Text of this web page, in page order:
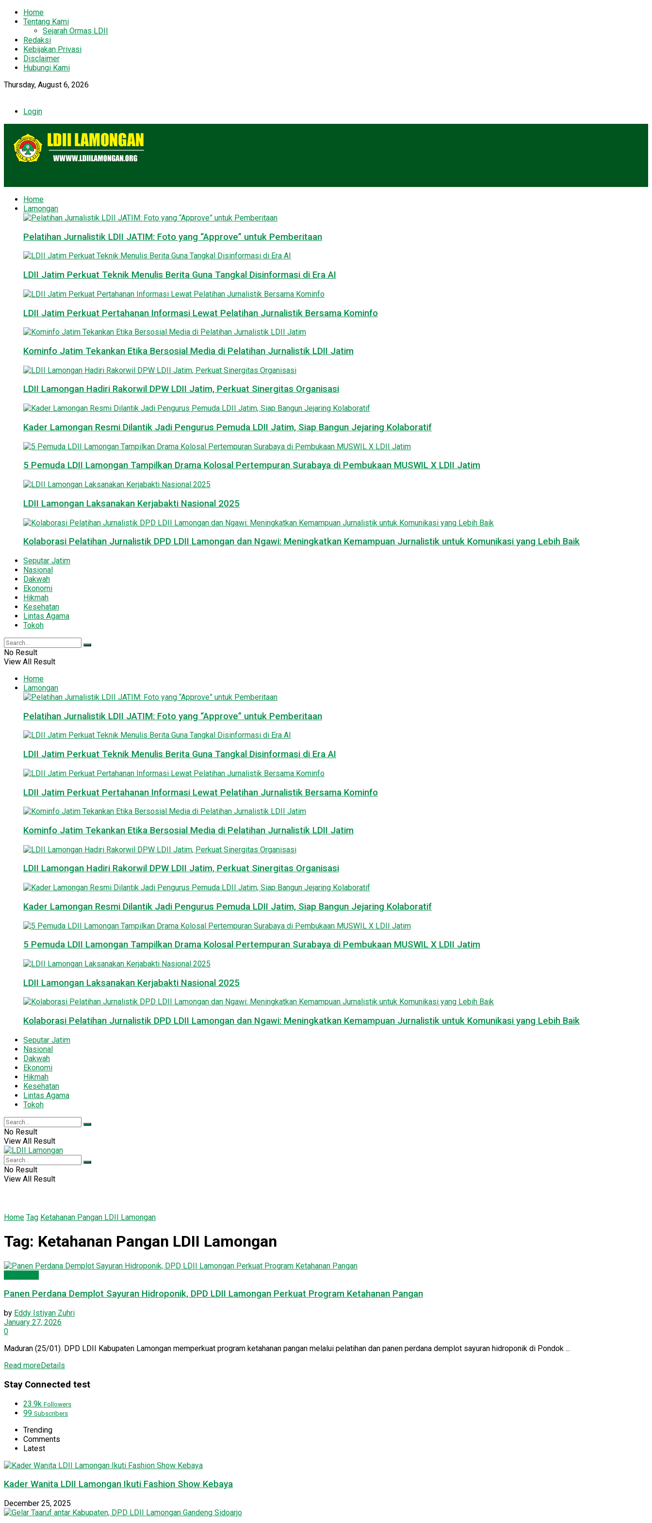
Home
Tentang Kami
Sejarah Ormas LDII
Redaksi
Kebijakan Privasi
Disclaimer
Hubungi Kami
Thursday, August 6, 2026
Login
Home
Lamongan
Pelatihan Jurnalistik LDII JATIM: Foto yang “Approve” untuk Pemberitaan
LDII Jatim Perkuat Teknik Menulis Berita Guna Tangkal Disinformasi di Era AI
LDII Jatim Perkuat Pertahanan Informasi Lewat Pelatihan Jurnalistik Bersama Kominfo
Kominfo Jatim Tekankan Etika Bersosial Media di Pelatihan Jurnalistik LDII Jatim
LDII Lamongan Hadiri Rakorwil DPW LDII Jatim, Perkuat Sinergitas Organisasi
Kader Lamongan Resmi Dilantik Jadi Pengurus Pemuda LDII Jatim, Siap Bangun Jejaring Kolaboratif
5 Pemuda LDII Lamongan Tampilkan Drama Kolosal Pertempuran Surabaya di Pembukaan MUSWIL X LDII Jatim
LDII Lamongan Laksanakan Kerjabakti Nasional 2025
Kolaborasi Pelatihan Jurnalistik DPD LDII Lamongan dan Ngawi: Meningkatkan Kemampuan Jurnalistik untuk Komunikasi yang Lebih Baik
Seputar Jatim
Nasional
Dakwah
Ekonomi
Hikmah
Kesehatan
Lintas Agama
Tokoh
No Result
View All Result
Home
Lamongan
Pelatihan Jurnalistik LDII JATIM: Foto yang “Approve” untuk Pemberitaan
LDII Jatim Perkuat Teknik Menulis Berita Guna Tangkal Disinformasi di Era AI
LDII Jatim Perkuat Pertahanan Informasi Lewat Pelatihan Jurnalistik Bersama Kominfo
Kominfo Jatim Tekankan Etika Bersosial Media di Pelatihan Jurnalistik LDII Jatim
LDII Lamongan Hadiri Rakorwil DPW LDII Jatim, Perkuat Sinergitas Organisasi
Kader Lamongan Resmi Dilantik Jadi Pengurus Pemuda LDII Jatim, Siap Bangun Jejaring Kolaboratif
5 Pemuda LDII Lamongan Tampilkan Drama Kolosal Pertempuran Surabaya di Pembukaan MUSWIL X LDII Jatim
LDII Lamongan Laksanakan Kerjabakti Nasional 2025
Kolaborasi Pelatihan Jurnalistik DPD LDII Lamongan dan Ngawi: Meningkatkan Kemampuan Jurnalistik untuk Komunikasi yang Lebih Baik
Seputar Jatim
Nasional
Dakwah
Ekonomi
Hikmah
Kesehatan
Lintas Agama
Tokoh
No Result
View All Result
No Result
View All Result
Home Tag Ketahanan Pangan LDII Lamongan
Tag: Ketahanan Pangan LDII Lamongan
Panen Perdana Demplot Sayuran Hidroponik, DPD LDII Lamongan Perkuat Program Ketahanan Pangan
by Eddy Istiyan Zuhri
January 27, 2026
0
Maduran (25/01). DPD LDII Kabupaten Lamongan memperkuat program ketahanan pangan melalui pelatihan dan panen perdana demplot sayuran hidroponik di Pondok ...
Read moreDetails
Stay Connected test
23.9k Followers
99 Subscribers
Trending
Comments
Latest
Kader Wanita LDII Lamongan Ikuti Fashion Show Kebaya
December 25, 2025